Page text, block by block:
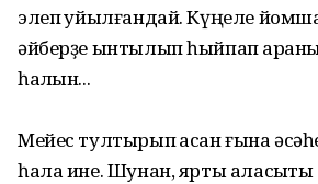
элеп ҡуйылғандай. Күңеле
әйберҙе ынтылып һыйпап
һалҡын...
Мейес тултырып ҡасан ғына
һала ине. Шунан, ярты